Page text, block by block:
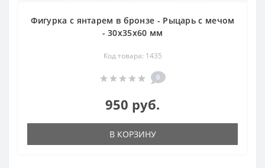
Фигурка с янтарем в бронзе - Рыцарь с мечом
- 30х35х60 мм
Код товара: 1435
0
950 руб.
В КОРЗИНУ